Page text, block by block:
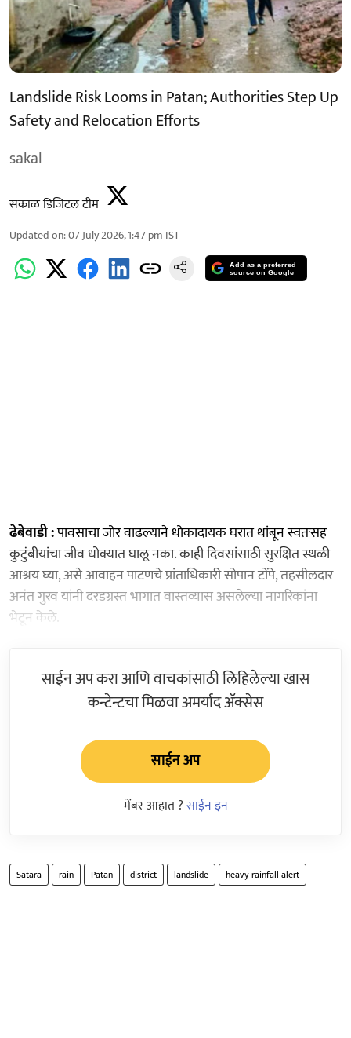
Landslide Risk Looms in Patan; Authorities Step Up
Safety and Relocation Efforts
sakal
सकाळ डिजिटल टीम
Updated on:07 July 2026, 1:47 pm IST
Add as a preferred
source on Google
ढेबेवाडी :पावसाचा जोर वाढल्याने धोकादायक घरात थांबून स्वतःसह
कुटुंबीयांचा जीव धोक्यात घालू नका. काही दिवसांसाठी सुरक्षित स्थळी
आश्रय घ्या, असे आवाहन पाटणचे प्रांताधिकारी सोपान टोंपे, तहसीलदार
अनंत गुरव यांनी दरडग्रस्त भागात वास्तव्यास असलेल्या नागरिकांना
भेटून केले.
साईन अप करा आणि वाचकांसाठी लिहिलेल्या खास
कन्टेन्टचा मिळवा अमर्याद ॲक्सेस
साईन अप
मेंबर आहात ?साईन इन
Satara rain Patan district landslide heavy rainfall alert